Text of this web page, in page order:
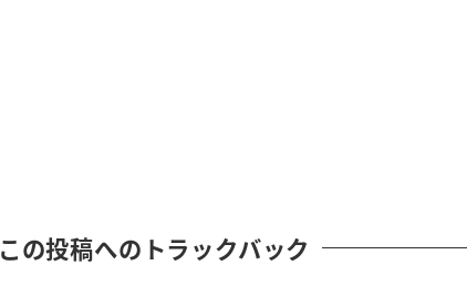
この投稿へのトラックバック